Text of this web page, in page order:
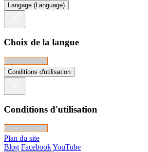
Langage (Language)
Choix de la langue
Conditions d'utilisation
Conditions d'utilisation
Plan du site
Blog FacebookYouTube